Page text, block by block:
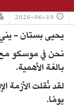
2026-06-19
يحيى بستان -
نحن في موسكو مع
بالغة الأهمية.
لقد نُقلت الأزمة
يومًا.